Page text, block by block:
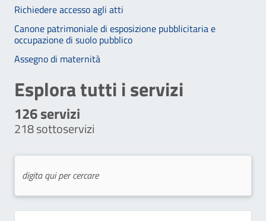
Esplora tutti i servizi
126servizi
218sottoservizi
Richiedere accesso agli atti
Canone patrimoniale di esposizione pubblicitaria e
occupazione di suolo pubblico
Assegno di maternità